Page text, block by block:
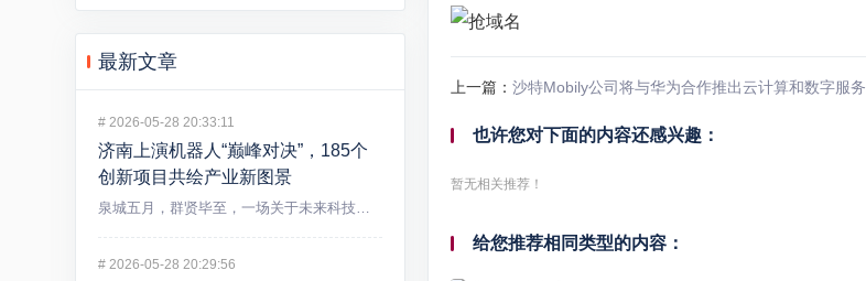
最新文章
# 2026-05-28 20:33:11
济南上演机器人“巅峰对决”，185个
创新项目共绘产业新图景
泉城五月，群贤毕至，一场关于未来科技的盛宴在济南精彩上演。5...
# 2026-05-28 20:29:56
上一篇： 沙特Mobily公司将与华为合作推出云计算和数字服务
也许您对下面的内容还感兴趣：
暂无相关推荐！
给您推荐相同类型的内容：